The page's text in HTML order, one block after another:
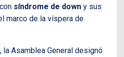
síndrome de down y sus
marco de la víspera de
la Asamblea General designó